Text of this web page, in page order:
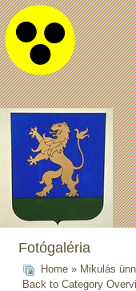
Fotógaléria
Home » Mikulás
Back to Category